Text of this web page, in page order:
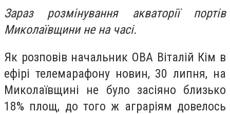
Зараз розмінування акваторії портів
Миколаївщини не на часі.
Як розповів начальник ОВА Віталій Кім в
ефірі телемарафону новин, 30 липня, на
Миколаївщині не було засіяно близько
18% площ, до того ж аграріям довелось